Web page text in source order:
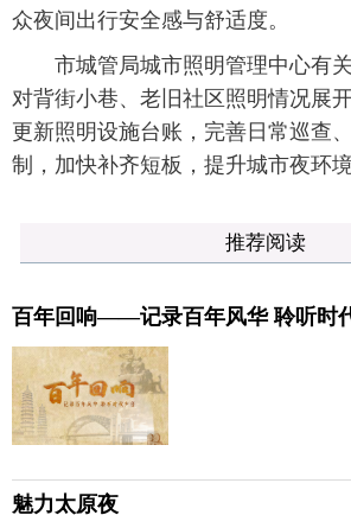
众夜间出行安全感与舒适度。
市城管局城市照明管理中心有关
对背街小巷、老旧社区照明情况展
更新照明设施台账，完善日常巡查
制，加快补齐短板，提升城市夜环境
推荐阅读
百年回响——记录百年风华 聆听时
魅力太原夜